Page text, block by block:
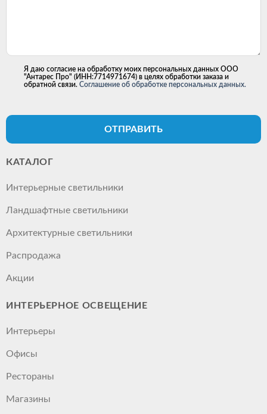
Я даю согласие на обработку моих персональных данных ООО
"Антарес Про" (ИНН:7714971674) в целях обработки заказа и
обратной связи. Соглашение об обработке персональных данных.
ОТПРАВИТЬ
КАТАЛОГ
Интерьерные светильники
Ландшафтные светильники
Архитектурные светильники
Распродажа
Акции
ИНТЕРЬЕРНОЕ ОСВЕЩЕНИЕ
Интерьеры
Офисы
Рестораны
Магазины